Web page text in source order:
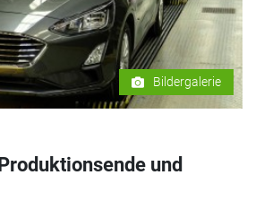
Bildergalerie
und